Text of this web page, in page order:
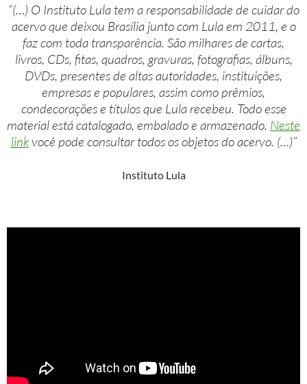
“(…) O Instituto Lula tem a responsabilidade de cuidar do
acervo que deixou Brasília junto com Lula em 2011, e o
faz com toda transparência. São milhares de cartas,
livros, CDs, fitas, quadros, gravuras, fotografias, álbuns,
DVDs, presentes de altas autoridades, instituições,
empresas e populares, assim como prêmios,
condecorações e títulos que Lula recebeu. Todo esse
material está catalogado, embalado e armazenado. Neste
linkvocê pode consultar todos os objetos do acervo. (…)”
Instituto Lula